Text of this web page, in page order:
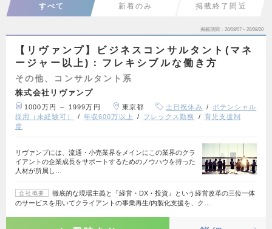
すべて 新着のみ 掲載終了間近
掲載期間 26/08/07～26/08/20
【リヴァンプ】ビジネスコンサルタント(マネ
ージャー以上)：フレキシブルな働き方
その他、コンサルタント系
株式会社リヴァンプ
1000万円 ～ 1999万円 東京都 土日祝休み
ポテンシャル
採用（未経験可）
年収600万以上 フレックス勤務
育児支援制
度
リヴァンプには、流通・小売業界をメインにこの業界のクラ
イアントの企業成長をサポートするためのノウハウを持った
人材が所属し…
会社概要
徹底的な現場主義と『経営・DX・投資』という経営改革の三位一体
のサービスを用いてクライアントの事業再生/内製化支援を、ク…